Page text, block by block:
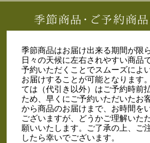
季節商品はお届け出来る期間が限
日々の天候に左右されやすい商品
予約いただくことでスムーズによ
お届けすることが可能となります
ては（代引き以外）はご予約時前
ため、早くにご予約いただいたお
から商品のお届けまで、お時間を
ございますが、どうかご理解いた
願いいたします。ご了承の上、ご
したら幸いでございます。